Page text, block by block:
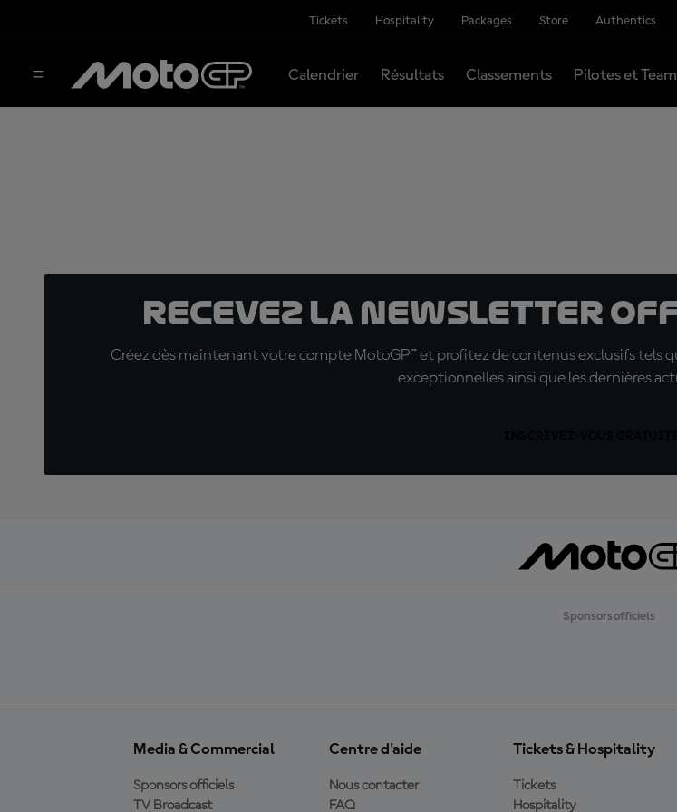
Tickets Hospitality Packages Store Authentics
Calendrier Résultats Classements Pilotes et
Recevez la Newsletter
Créez dès maintenant votre compte MotoGP™ et profitez de contenus exclusifs tels
exceptionnelles ainsi que les dernières
Sponsors officiels
Media & Commercial
Sponsors officiels
TV Broadcast
Centre d'aide
Nous contacter
FAQ
Tickets & Hospitality
Tickets
Hospitality